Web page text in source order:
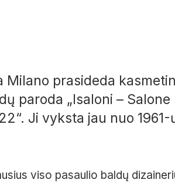
Milano prasideda
paroda „Isaloni – Salone
Ji vyksta jau nuo 1961-
viso pasaulio baldų